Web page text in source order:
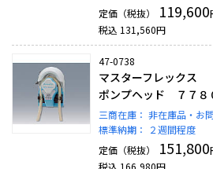
定価（税抜）
119,600
税込 131,560円
47-0738
マスターフレックス
ポンプヘッド ７７８
三商在庫： 非在庫品・お
標準納期：
２週間程度
定価（税抜）
151,800
税込 166,980円